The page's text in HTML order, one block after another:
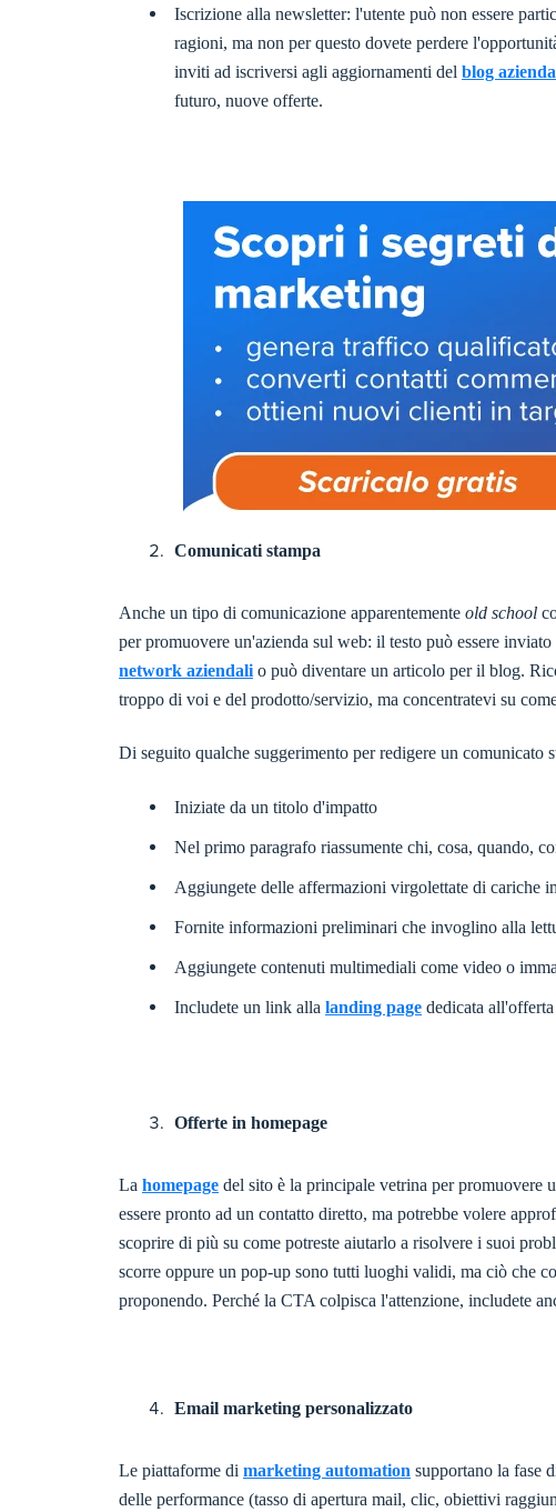
Iscrizione alla newsletter: l'utente può non essere
ragioni, ma non per questo dovete perdere
inviti ad iscriversi agli aggiornamenti del blog
futuro, nuove offerte.
Comunicati stampa
Anche un tipo di comunicazione apparentemente old school
per promuovere un'azienda sul web: il testo può essere
network aziendali o può diventare un articolo per il blog.
troppo di voi e del prodotto/servizio, ma concentratevi su
Di seguito qualche suggerimento per redigere un comunicato
Iniziate da un titolo d'impatto
Nel primo paragrafo riassumente chi, cosa, quando,
Aggiungete delle affermazioni virgolettate di cariche
Fornite informazioni preliminari che invoglino alla
Aggiungete contenuti multimediali come video o
Includete un link alla landing page dedicata all'offerta
Offerte in homepage
La homepage del sito è la principale vetrina per promuovere
essere pronto ad un contatto diretto, ma potrebbe volere
scoprire di più su come potreste aiutarlo a risolvere i suoi
scorre oppure un pop-up sono tutti luoghi validi, ma ciò che
proponendo. Perché la CTA colpisca l'attenzione, includete
Email marketing personalizzato
Le piattaforme di marketing automation supportano la fase
delle performance (tasso di apertura mail, clic, obiettivi